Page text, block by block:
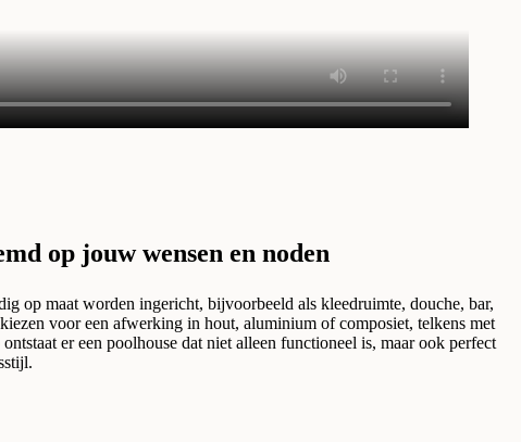
op jouw wensen en noden
op maat worden ingericht, bijvoorbeeld als kleedruimte, douche, bar,
voor een afwerking in hout, aluminium of composiet, telkens met
er een poolhouse dat niet alleen functioneel is, maar ook perfect